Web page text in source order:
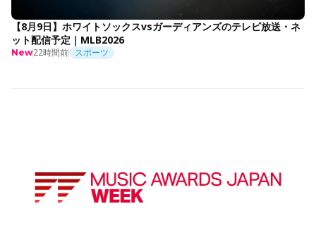
【8月9日】ホワイトソックスvsガーディアンズのテレビ放送・ネ
ット配信予定｜MLB2026
New22時間前 スポーツ